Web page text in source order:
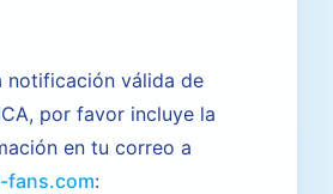
notificación válida de
por favor incluye la
en tu correo a
fans.com: